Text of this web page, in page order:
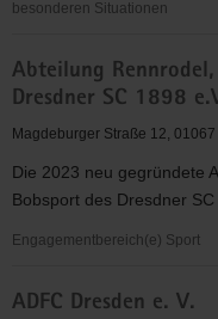
besonderen Situationen
-
Alphabetisierung,
Bildung,
in
Dresden
e.V.
Abteilung
Dresdner SC 1898
Magdeburger Straße 12,
Die 2023 neu gegründete
Bobsport des Dresdner
Engagementbereich(e) Sport
Rennrodel,
ADFC Dresden e. V.